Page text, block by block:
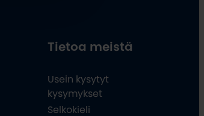
Tietoa meistä
Usein kysytyt
kysymykset
Selkokieli